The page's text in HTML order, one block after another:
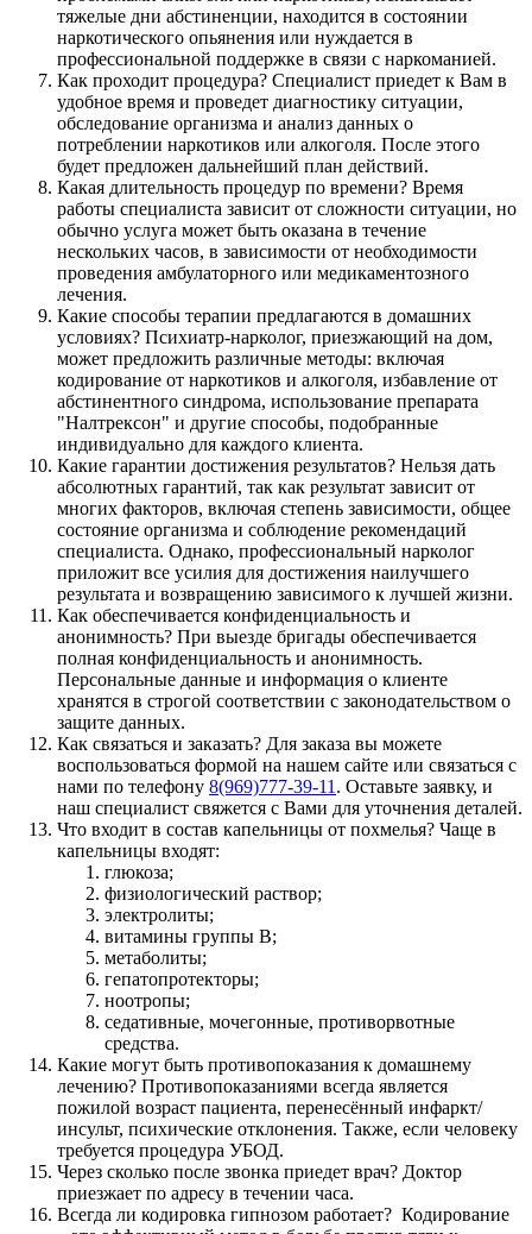
тяжелые дни абстиненции, находится в состоянии
наркотического опьянения или нуждается в
профессиональной поддержке в связи с наркоманией.
Как проходит процедура? Специалист приедет к Вам в
удобное время и проведет диагностику ситуации,
обследование организма и анализ данных о
потреблении наркотиков или алкоголя. После этого
будет предложен дальнейший план действий.
Какая длительность процедур по времени? Время
работы специалиста зависит от сложности ситуации, но
обычно услуга может быть оказана в течение
нескольких часов, в зависимости от необходимости
проведения амбулаторного или медикаментозного
лечения.
Какие способы терапии предлагаются в домашних
условиях? Психиатр-нарколог, приезжающий на дом,
может предложить различные методы: включая
кодирование от наркотиков и алкоголя, избавление от
абстинентного синдрома, использование препарата
"Налтрексон" и другие способы, подобранные
индивидуально для каждого клиента.
Какие гарантии достижения результатов? Нельзя дать
абсолютных гарантий, так как результат зависит от
многих факторов, включая степень зависимости, общее
состояние организма и соблюдение рекомендаций
специалиста. Однако, профессиональный нарколог
приложит все усилия для достижения наилучшего
результата и возвращению зависимого к лучшей жизни.
Как обеспечивается конфиденциальность и
анонимность? При выезде бригады обеспечивается
полная конфиденциальность и анонимность.
Персональные данные и информация о клиенте
хранятся в строгой соответствии с законодательством о
защите данных.
Как связаться и заказать? Для заказа вы можете
воспользоваться формой на нашем сайте или связаться с
нами по телефону 8(969)777-39-11 . Оставьте заявку, и
наш специалист свяжется с Вами для уточнения деталей.
Что входит в состав капельницы от похмелья? Чаще в
капельницы входят:
глюкоза;
физиологический раствор;
электролиты;
витамины группы В;
метаболиты;
гепатопротекторы;
ноотропы;
седативные, мочегонные, противорвотные
средства.
Какие могут быть противопоказания к домашнему
лечению? Противопоказаниями всегда является
пожилой возраст пациента, перенесённый инфаркт/
инсульт, психические отклонения. Также, если человеку
требуется процедура УБОД.
Через сколько после звонка приедет врач? Доктор
приезжает по адресу в течении часа.
Всегда ли кодировка гипнозом работает? Кодирование